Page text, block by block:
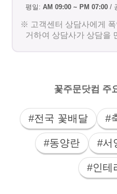
평일: AM 09:00 ~ PM 07:00 /
※ 고객센터 상담사에게
거하여 상담사가 상담을
꽃주문닷컴 주
#전국 꽃배달 #
#동양란 #서
#인테